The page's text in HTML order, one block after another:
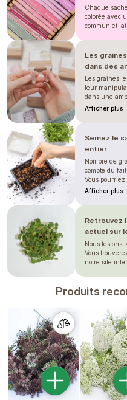
Chaque
colorée avec
commun et
Les
dans des
Les graines
leur
dans une
Afficher plus
Semez le
entier
Nombre de
compte du
Vous pourriez
Afficher plus
Retrouvez
actuel sur
Nous testons
Vous
notre site
Produits